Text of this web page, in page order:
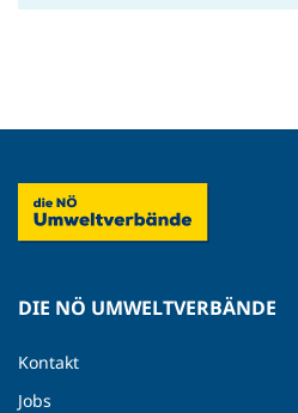
DIE NÖ UMWELTVERBÄNDE
Kontakt
Jobs